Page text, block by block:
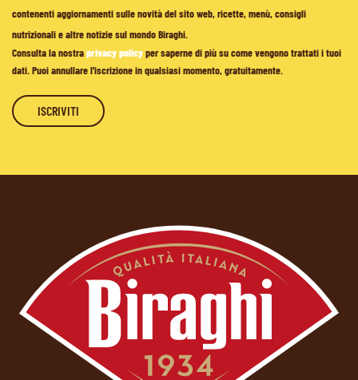
contenenti aggiornamenti sulle novità del sito web, ricette, menù, consigli
nutrizionali e altre notizie sul mondo Biraghi.
Consulta la nostraprivacy policyper saperne di più su come vengono trattati i tuoi
dati. Puoi annullare l'iscrizione in qualsiasi momento, gratuitamente.